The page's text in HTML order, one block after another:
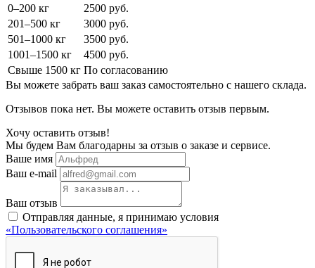
0–200 кг
2500 руб.
201–500 кг
3000 руб.
501–1000 кг
3500 руб.
1001–1500 кг
4500 руб.
Свыше 1500 кг По согласованию
Вы можете забрать ваш заказ самостоятельно с нашего склада.
Отзывов пока нет. Вы можете оставить отзыв первым.
Хочу оставить отзыв!
Мы будем Вам благодарны за отзыв о заказе и сервисе.
Ваше имя
Ваш e-mail
Ваш отзыв
Отправляя данные, я принимаю условия
«Пользовательского соглашения»